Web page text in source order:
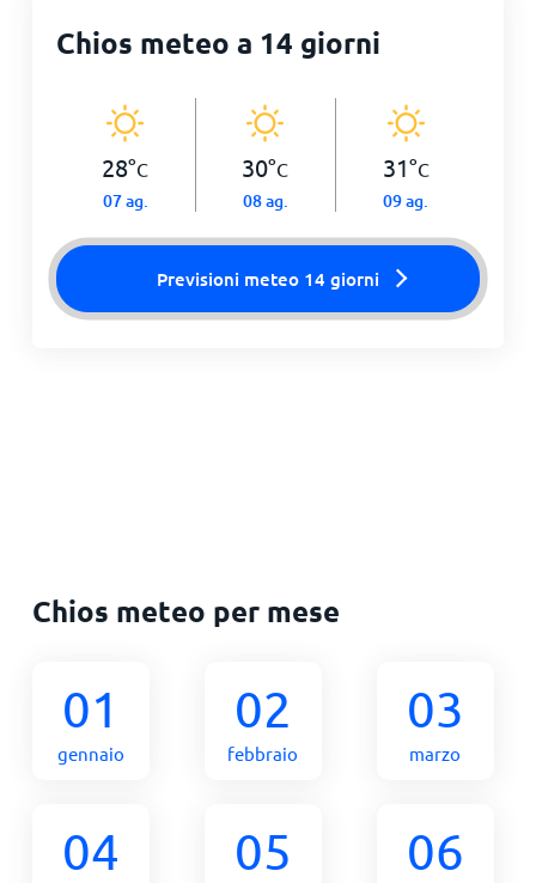
Chios meteo a 14 giorni
28°C
07 ag.
30°C
08 ag.
31°C
09 ag.
Previsioni meteo 14 giorni
Chios meteo per mese
01
gennaio
02
febbraio
03
marzo
04 05 06